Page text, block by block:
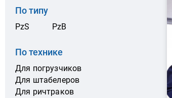
По типу
PzS PzB
По технике
Для погрузчиков
Для штабелеров
Для ричтраков